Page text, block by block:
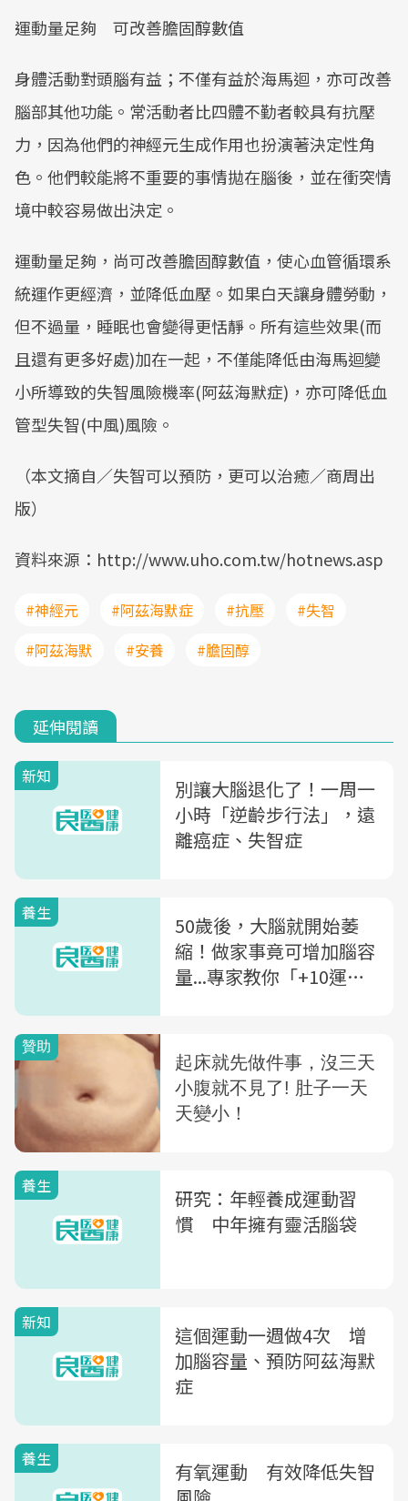
運動量足夠 可改善膽固醇數值
身體活動對頭腦有益；不僅有益於海馬迴，亦可改善
腦部其他功能。常活動者比四體不勤者較具有抗壓
力，因為他們的神經元生成作用也扮演著決定性角
色。他們較能將不重要的事情拋在腦後，並在衝突情
境中較容易做出決定。
運動量足夠，尚可改善膽固醇數值，使心血管循環系
統運作更經濟，並降低血壓。如果白天讓身體勞動，
但不過量，睡眠也會變得更恬靜。所有這些效果(而
且還有更多好處)加在一起，不僅能降低由海馬迴變
小所導致的失智風險機率(阿茲海默症)，亦可降低血
管型失智(中風)風險。
（本文摘自／失智可以預防，更可以治癒／商周出
版）
資料來源：http://www.uho.com.tw/hotnews.asp
#神經元 #阿茲海默症 #抗壓
#失智
#阿茲海默
#安養 #膽固醇
延伸閱讀
新知
別讓大腦退化了！一周一
小時「逆齡步行法」，遠
離癌症、失智症
養生
50歲後，大腦就開始萎
縮！做家事竟可增加腦容
量...專家教你「+10運動
養生
研究：年輕養成運動習
慣 中年擁有靈活腦袋
新知
這個運動一週做4次 增
加腦容量、預防阿茲海默
症
養生
有氧運動 有效降低失智